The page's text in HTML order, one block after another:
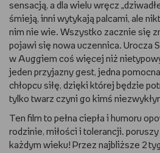
sensacją, a dla wielu wręcz
śmieją, inni wytykają palcami, ale
nim nie wie. Wszystko zacznie się
pojawi się nowa uczennica. Urocza
w Auggiem coś więcej niż
jeden przyjazny gest, jedna
chłopcu siłę, dzięki której będzie
tylko twarz czyni go kimś
Ten film to pełna ciepła i humoru
rodzinie, miłości i tolerancji.
każdym wieku! Przez najbliższe 2